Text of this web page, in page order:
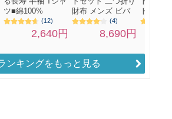
ンキングをもっと見る